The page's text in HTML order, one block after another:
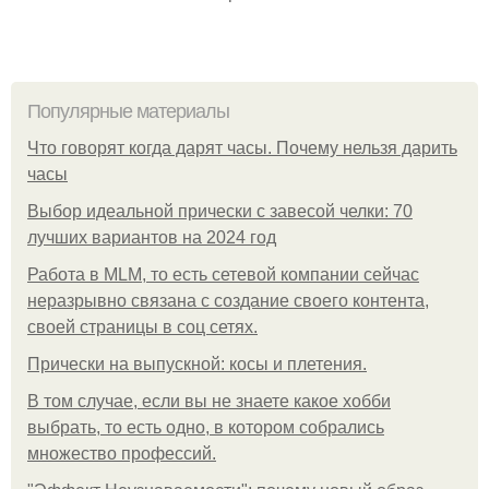
Популярные материалы
Что говорят когда дарят часы. Почему нельзя дарить
часы
Выбор идеальной прически с завесой челки: 70
лучших вариантов на 2024 год
Работа в MLM, то есть сетевой компании сейчас
неразрывно связана с создание своего контента,
своей страницы в соц сетях.
Прически на выпускной: косы и плетения.
В том случае, если вы не знаете какое хобби
выбрать, то есть одно, в котором собрались
множество профессий.